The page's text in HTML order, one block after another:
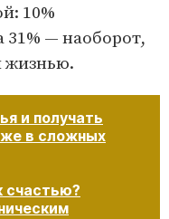
10%
31% — наоборот,
жизнью.
и получать
в сложных
счастью?